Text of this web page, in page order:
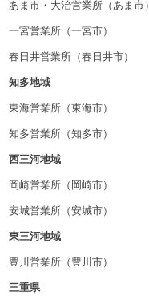
あま市・大治営業所（あま市）
一宮営業所（一宮市）
春日井営業所（春日井市）
知多地域
東海営業所（東海市）
知多営業所（知多市）
西三河地域
岡崎営業所（岡崎市）
安城営業所（安城市）
東三河地域
豊川営業所（豊川市）
三重県